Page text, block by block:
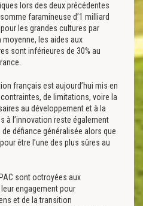
lors des deux précédentes
faramineuse d’1 milliard
les grandes cultures par
moyenne, les aides aux
sont inférieures de 30% au
français est aujourd’hui mis en
de limitations, voire la
au développement et à la
à l’innovation reste également
défiance généralisée alors que
être l’une des plus sûres au
sont octroyées aux
engagement pour
et de la transition